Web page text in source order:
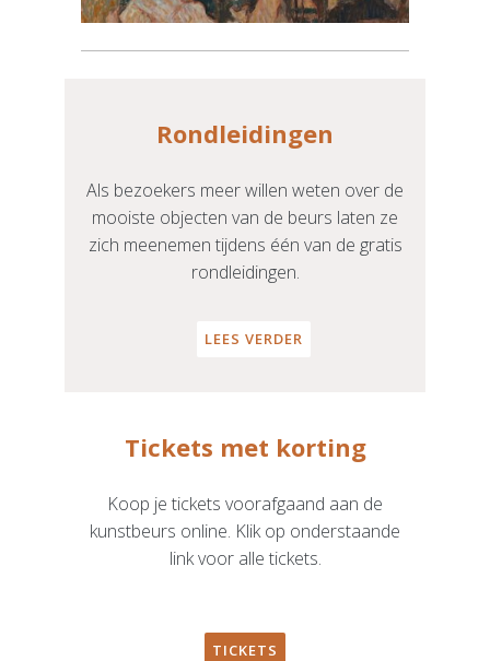
Rondleidingen
Als bezoekers meer willen weten over de
mooiste objecten van de beurs laten ze
zich meenemen tijdens één van de gratis
rondleidingen.
LEES VERDER
Tickets met korting
Koop je tickets voorafgaand aan de
kunstbeurs online. Klik op onderstaande
link voor alle tickets.
TICKETS